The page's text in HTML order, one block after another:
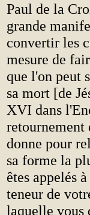
Paul de la
grande
convertir les
mesure de
que l'on peut
sa mort [de
XVI dans
retournement
donne pour
sa forme la
êtes appelés
teneur de
laquelle vous